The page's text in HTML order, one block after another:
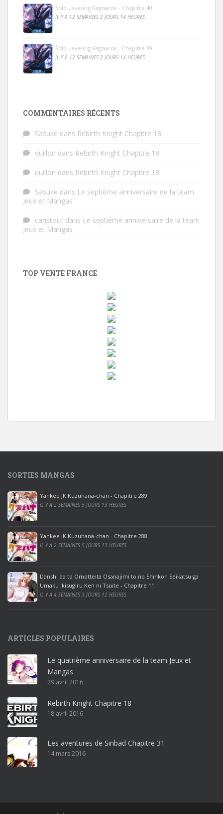
Solo Leveling Ragnarok - Chapitre 40
IL Y A 12 SEMAINES 2 JOURS 14 HEURES
Solo Leveling Ragnarok - Chapitre 39
IL Y A 12 SEMAINES 2 JOURS 14 HEURES
COMMENTAIRES RÉCENTS
Sasuke dans Rebirth Knight Chapitre 18
quillon dans Rebirth Knight Chapitre 18
quillon dans Rebirth Knight Chapitre 18
Sasuke dans Le septième anniversaire de la team
Jeux et Mangas
caristoufdans Le septième anniversaire de la team
Jeux et Mangas
TOP VENTE FRANCE
d
0
p
r
o
o
ff
i
c
e
2
0
1
r
o
ff
i
c
e
3
r
SORTIES MANGAS
Yankee JK Kuzuhana-chan - Chapitre 289
IL Y A 2 SEMAINES 5 JOURS 13 HEURES
Yankee JK Kuzuhana-chan - Chapitre 288
IL Y A 2 SEMAINES 5 JOURS 13 HEURES
Danshi da to Omotteita Osanajimi to no Shinkon Seikatsu ga
Umaku Ikisugiru Ken ni Tsuite - Chapitre 11
IL Y A 4 SEMAINES 3 JOURS 12 HEURES
ARTICLES POPULAIRES
Le quatrième anniversaire de la team Jeux et
Mangas
29 avril 2016
Rebirth Knight Chapitre 18
18 avril 2016
Les aventures de Sinbad Chapitre 31
14 mars 2016